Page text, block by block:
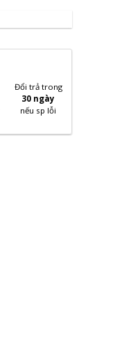
Đổi trả trong
30 ngày
nếu sp lỗi